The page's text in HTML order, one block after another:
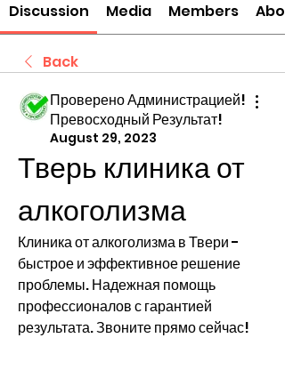
Discussion Media Members
Back
Проверено Администрацией!
Превосходный Результат!
August 29, 2023
Тверь клиника от
алкоголизма
Клиника от алкоголизма в Твери -
быстрое и эффективное решение
проблемы. Надежная помощь
профессионалов с гарантией
результата. Звоните прямо сейчас!